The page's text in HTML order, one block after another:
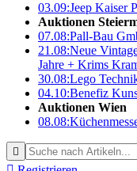
03.09:Jeep Kaiser
Auktionen
07.08:Pall-Bau
21.08:Neue
Jahre + Krims
30.08:Lego
04.10:Benefiz
Auktionen Wien
08.08:
